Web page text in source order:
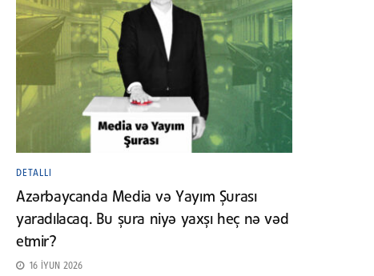
DETALLI
Azərbaycanda Media və Yayım Şurası
yaradılacaq. Bu şura niyə yaxşı heç nə vəd
etmir?
16 İYUN 2026